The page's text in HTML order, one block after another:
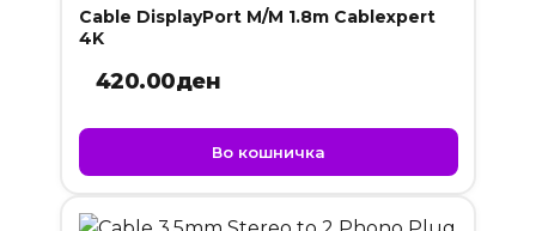
Cable DisplayPort M/M 1.8m Cablexpert
4K
420.00ден
Во кошничка